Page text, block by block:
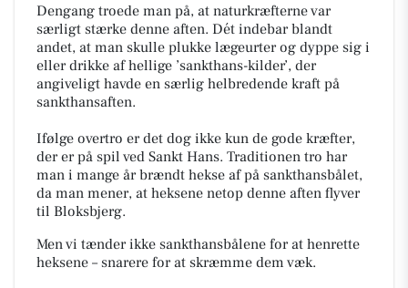
Dengang troede man på, at naturkræfterne var
særligt stærke denne aften. Dét indebar blandt
andet, at man skulle plukke lægeurter og dyppe sig i
eller drikke af hellige ’sankthans-kilder’, der
angiveligt havde en særlig helbredende kraft på
sankthansaften.
Ifølge overtro er det dog ikke kun de gode kræfter,
der er på spil ved Sankt Hans. Traditionen tro har
man i mange år brændt hekse af på sankthansbålet,
da man mener, at heksene netop denne aften flyver
til Bloksbjerg.
Men vi tænder ikke sankthansbålene for at henrette
heksene – snarere for at skræmme dem væk.